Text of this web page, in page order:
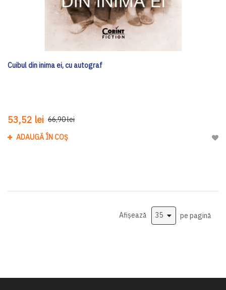
Cuibul din inima ei, cu autograf
53,52 lei 66,90 lei
ADAUGĂ ÎN COȘ
Afișează pe pagină